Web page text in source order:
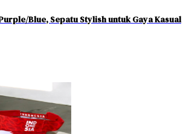
Blue, Sepatu Stylish untuk Gaya Kasual